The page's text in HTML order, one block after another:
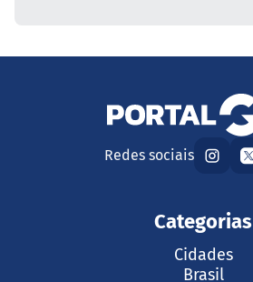
Redes sociais
Categorias
Cidades
Brasil